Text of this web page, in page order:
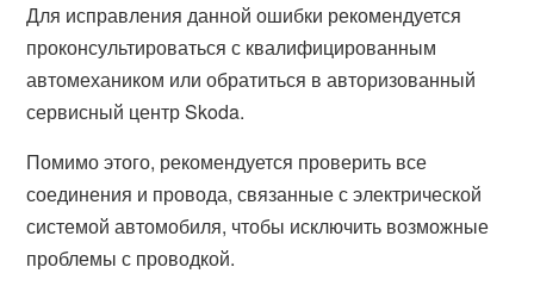
Для исправления данной ошибки рекомендуется
проконсультироваться с квалифицированным
автомехаником или обратиться в авторизованный
сервисный центр Skoda.
Помимо этого, рекомендуется проверить все
соединения и провода, связанные с электрической
системой автомобиля, чтобы исключить возможные
проблемы с проводкой.